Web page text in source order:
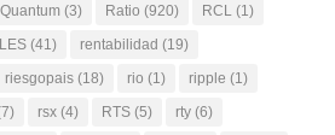
Quantum (3) Ratio (920) RCL (1)
(41) rentabilidad (19)
riesgopais (18) rio (1) ripple (1)
rsx (4) RTS (5) rty (6)